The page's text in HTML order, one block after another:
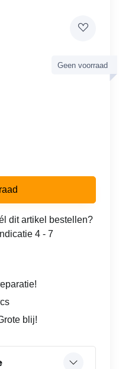
Geen voorraad
dit artikel bestellen?
4 - 7
blij!